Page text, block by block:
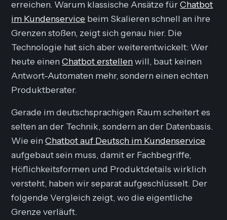
erreichen. Warum klassische Ansätze fürChatbot
im Kundenservice beim Skalieren schnell an ihre
Grenzen stoßen, zeigt sich genau hier. Die
Technologie hat sich aber weiterentwickelt: Wer
heute einenChatbot erstellenwill, baut keinen
Antwort-Automaten mehr, sondern einen echten
Produktberater.
Gerade im deutschsprachigen Raum scheitert es
selten an der Technik, sondern an der Datenbasis.
Wie einChatbot auf Deutsch im Kundenservice
aufgebaut sein muss, damit er Fachbegriffe,
Höflichkeitsformen und Produktdetails wirklich
versteht, haben wir separat aufgeschlüsselt. Der
folgende Vergleich zeigt, wo die eigentliche
Grenze verläuft.